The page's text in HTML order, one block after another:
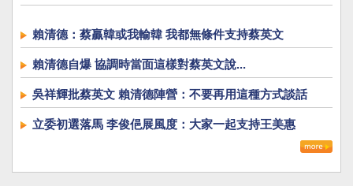
賴清德：蔡贏韓或我輸韓 我都無條件支持蔡英文
賴清德自爆 協調時當面這樣對蔡英文說...
吳祥輝批蔡英文 賴清德陣營：不要再用這種方式談話
立委初選落馬 李俊俋展風度：大家一起支持王美惠